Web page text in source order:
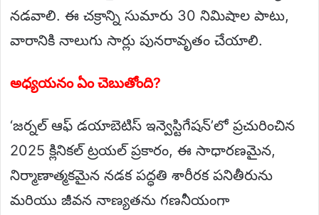
నడవాలి. ఈ చక్రాన్ని సుమారు 30 నిమిషాల పాటు,
వారానికి నాలుగు సార్లు పునరావృతం చేయాలి.
అధ్యయనం ఏం చెబుతోంది?
‘జర్నల్ ఆఫ్ డయాబెటిస్ ఇన్వెస్టిగేషన్’లో ప్రచురించిన
2025 క్లినికల్ ట్రయల్ ప్రకారం, ఈ సాధారణమైన,
నిర్మాణాత్మకమైన నడక పద్ధతి శారీరక పనితీరును
మరియు జీవన నాణ్యతను గణనీయంగా